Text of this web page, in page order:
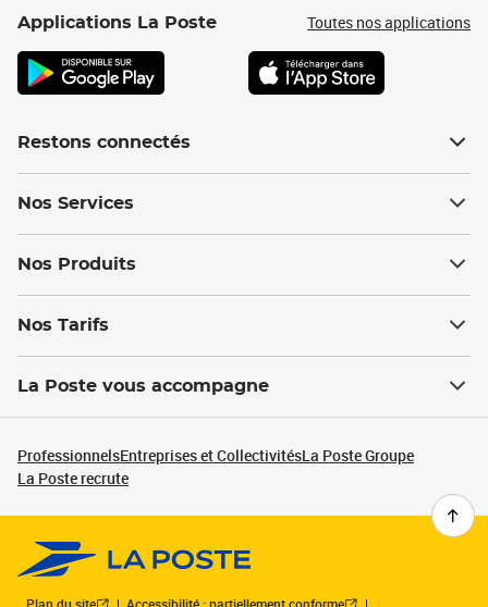
Applications La Poste Toutes nos applications
Restons connectés
Nos Services
Nos Produits
Nos Tarifs
La Poste vous accompagne
ProfessionnelsEntreprises et CollectivitésLa Poste Groupe
La Poste recrute